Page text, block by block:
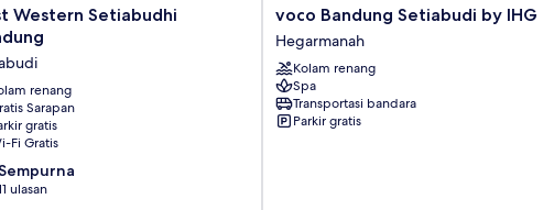
Western Setiabudhi
renang
Sarapan
gratis
Fi Gratis
ulasan
voco
Bandung
Setiabudi
by
IHG
Hegarmanah
voco Bandung Setiabudi by IHG
Hegarmanah
Kolam renang
Spa
Transportasi bandara
Parkir gratis